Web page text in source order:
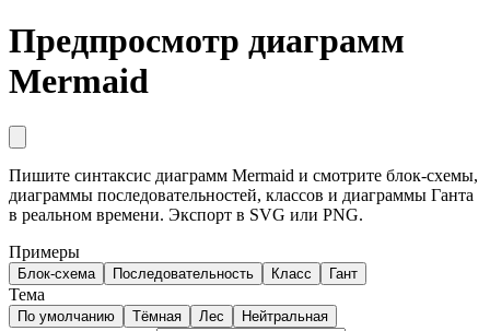
Предпросмотр диаграмм
Mermaid
Пишите синтаксис диаграмм Mermaid и смотрите блок-схемы,
диаграммы последовательностей, классов и диаграммы Ганта
в реальном времени. Экспорт в SVG или PNG.
Примеры
Блок-схема Последовательность Класс Гант
Тема
По умолчанию Тёмная Лес Нейтральная